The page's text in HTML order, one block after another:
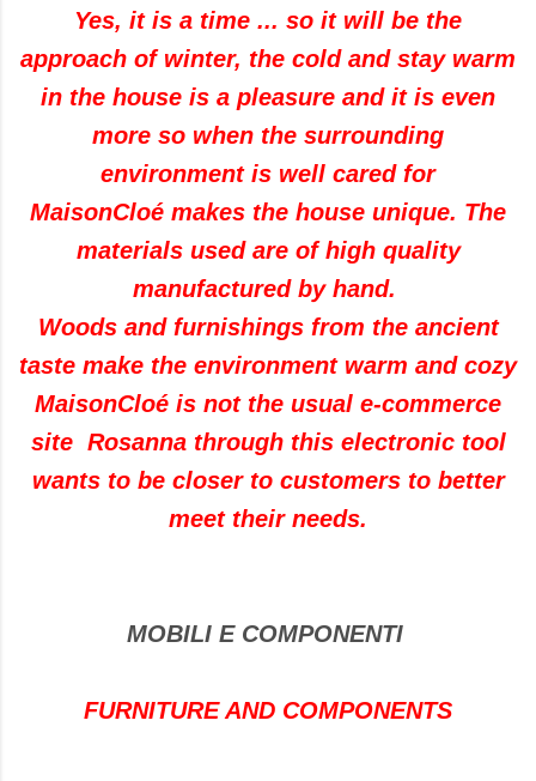
Yes, it is a time ... so it will be the
approach of winter, the cold and stay warm
in the house is a pleasure and it is even
more so when the surrounding
environment is well cared for
MaisonCloé makes the house unique. The
materials used are of high quality
manufactured by hand.
Woods and furnishings from the ancient
taste make the environment warm and cozy
MaisonCloé is not the usual e-commerce
site Rosanna through this electronic tool
wants to be closer to customers to better
meet their needs.
MOBILI E COMPONENTI
FURNITURE AND COMPONENTS